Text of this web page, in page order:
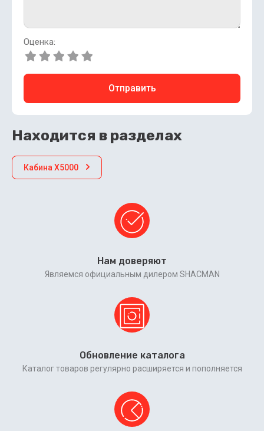
Оценка:
Отправить
Находится в разделах
Кабина X5000
Нам доверяют
Являемся официальным дилером SHACMAN
Обновление каталога
Каталог товаров регулярно расширяется и пополняется